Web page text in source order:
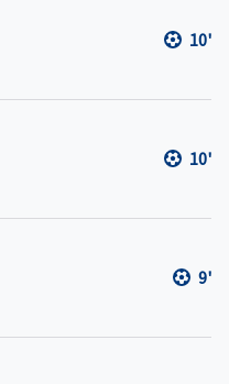
10'
10'
9'